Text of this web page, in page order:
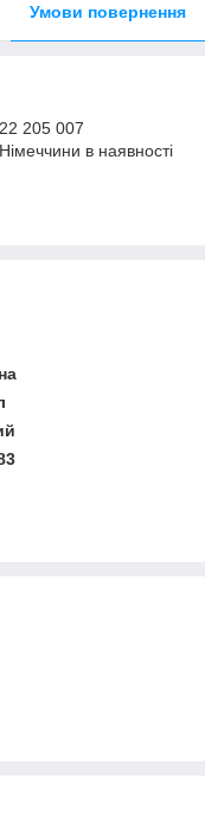
Умови повернення
205 007
в наявності